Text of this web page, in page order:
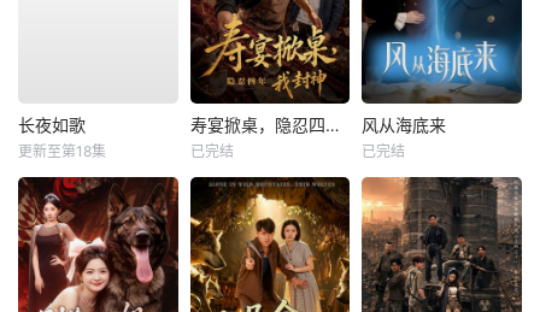
长夜如歌
更新至第18集
寿宴掀桌，隐忍四年我封神
已完结
风从海底来
已完结